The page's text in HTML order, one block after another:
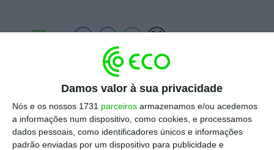
Damos valor à sua privacidade
Nós e os nossos 1731 parceiros armazenamos e/ou acedemos
a informações num dispositivo, como cookies, e processamos
dados pessoais, como identificadores únicos e informações
padrão enviadas por um dispositivo para publicidade e
Assine o ECO Premium